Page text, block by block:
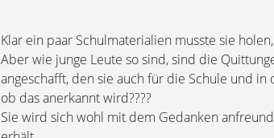
Klar ein paar Schulmaterialien musste sie
Aber wie junge Leute so sind, sind die
angeschafft, den sie auch für die Schule und
ob das anerkannt wird????
Sie wird sich wohl mit dem Gedanken